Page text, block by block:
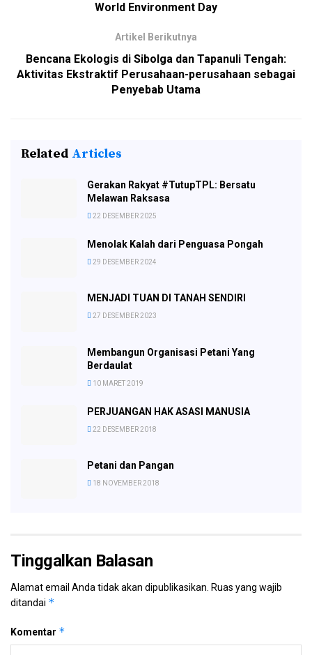
World Environment Day
Artikel Berikutnya
Bencana Ekologis di Sibolga dan Tapanuli Tengah:
Aktivitas Ekstraktif Perusahaan-perusahaan sebagai
Penyebab Utama
Related Articles
Gerakan Rakyat #TutupTPL: Bersatu
Melawan Raksasa
22 DESEMBER 2025
Menolak Kalah dari Penguasa Pongah
29 DESEMBER 2024
MENJADI TUAN DI TANAH SENDIRI
27 DESEMBER 2023
Membangun Organisasi Petani Yang
Berdaulat
10 MARET 2019
PERJUANGAN HAK ASASI MANUSIA
22 DESEMBER 2018
Petani dan Pangan
18 NOVEMBER 2018
Tinggalkan Balasan
Alamat email Anda tidak akan dipublikasikan. Ruas yang wajib
ditandai *
Komentar *